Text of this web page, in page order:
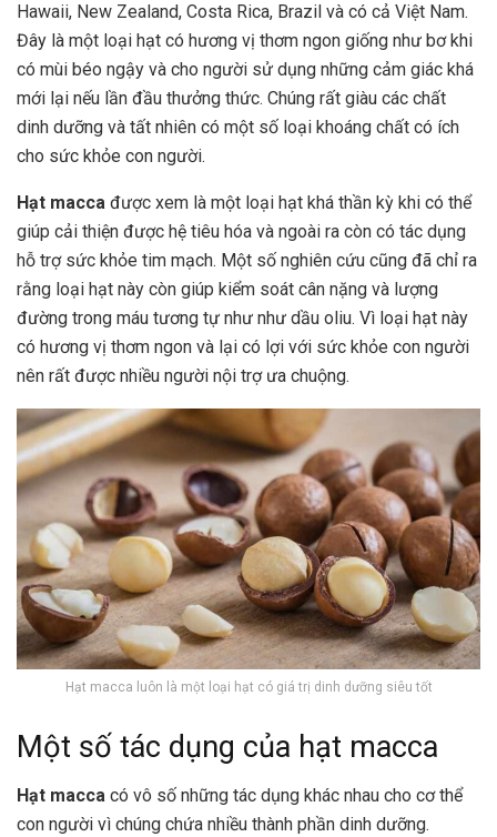
Hawaii, New Zealand, Costa Rica, Brazil và có cả Việt Nam.
Đây là một loại hạt có hương vị thơm ngon giống như bơ khi
có mùi béo ngậy và cho người sử dụng những cảm giác khá
mới lại nếu lần đầu thưởng thức. Chúng rất giàu các chất
dinh dưỡng và tất nhiên có một số loại khoáng chất có ích
cho sức khỏe con người.
Hạt macca được xem là một loại hạt khá thần kỳ khi có thể
giúp cải thiện được hệ tiêu hóa và ngoài ra còn có tác dụng
hỗ trợ sức khỏe tim mạch. Một số nghiên cứu cũng đã chỉ ra
rằng loại hạt này còn giúp kiểm soát cân nặng và lượng
đường trong máu tương tự như như dầu oliu. Vì loại hạt này
có hương vị thơm ngon và lại có lợi với sức khỏe con người
nên rất được nhiều người nội trợ ưa chuộng.
Hạt macca luôn là một loại hạt có giá trị dinh dưỡng siêu tốt
Một số tác dụng của hạt macca
Hạt macca có vô số những tác dụng khác nhau cho cơ thể
con người vì chúng chứa nhiều thành phần dinh dưỡng.